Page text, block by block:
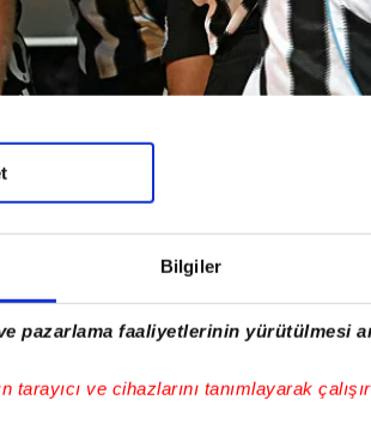
Bilgiler
pazarlama faaliyetlerinin yürütülmesi
tarayıcı ve cihazlarını tanımlayarak
4 5 6 7 8 9 10